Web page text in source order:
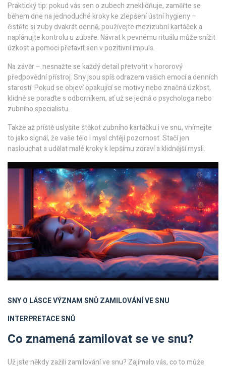
Praktický tip: pokud vás sen o zubech zneklidňuje, zaměřte se
během dne na jednoduché kroky ke zlepšení ústní hygieny –
čistěte si zuby dvakrát denně, používejte mezizubní kartáček a
naplánujte kontrolu u zubaře. Návrat k pevnému rituálu může snížit
úzkost a pomoci přetavit sen v pozitivní impuls.
Na závěr – nesnažte se každý detail přetvořit v hororový
předpovědní přístroj. Sny jsou spíš odrazem vašich emocí a denních
starostí. Pokud se objeví opakující se motivy nebo značná úzkost,
klidně se poraďte s odborníkem, ať už se jedná o psychologa nebo
zubního specialistu.
Takže až příště uslyšíte štěkot zubního kartáčku i ve snu, vnímejte
to jako signál, že vaše tělo i mysl chtějí pozornost. Stačí jen
naslouchat a udělat malé kroky k lepšímu zdraví a klidnější mysli.
SNY O LÁSCEVÝZNAM SNŮZAMILOVÁNÍ VE SNU
INTERPRETACE SNŮ
Co znamená zamilovat se ve snu?
Už jste někdy zažili zamilování ve snu? Zajímalo vás, co to může